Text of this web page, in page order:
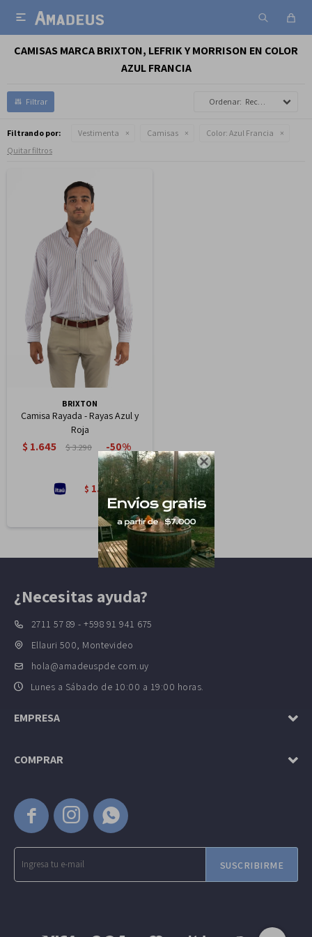


CAMISAS MARCA BRIXTON, LEFRIK Y MORRISON EN COLOR
AZUL FRANCIA
Recomendados
Filtrando por: Vestimenta Camisas Color: Azul Francia
Quitar filtros
BRIXTON
Camisa Rayada - Rayas Azul y
Roja
$ 1.645 $3.290 50
$ 1.398
  
SUSCRIBIRME
¿Necesitas ayuda?
2711 57 89 - +598 91 941 675
Ellauri 500, Montevideo
hola@amadeuspde.com.uy
Lunes a Sábado de 10:00 a 19:00 horas.
EMPRESA
COMPRAR